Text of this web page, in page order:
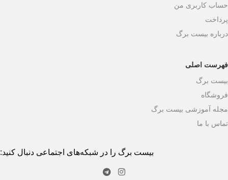
حساب کاربری من
پرداخت
درباره بیست برگ
فهرست اصلی
بیست برگ
فروشگاه
مجله آموزشی بیست برگ
تماس با ما
بیست برگ را در شبکه‌های اجتماعی دنبال کنید: